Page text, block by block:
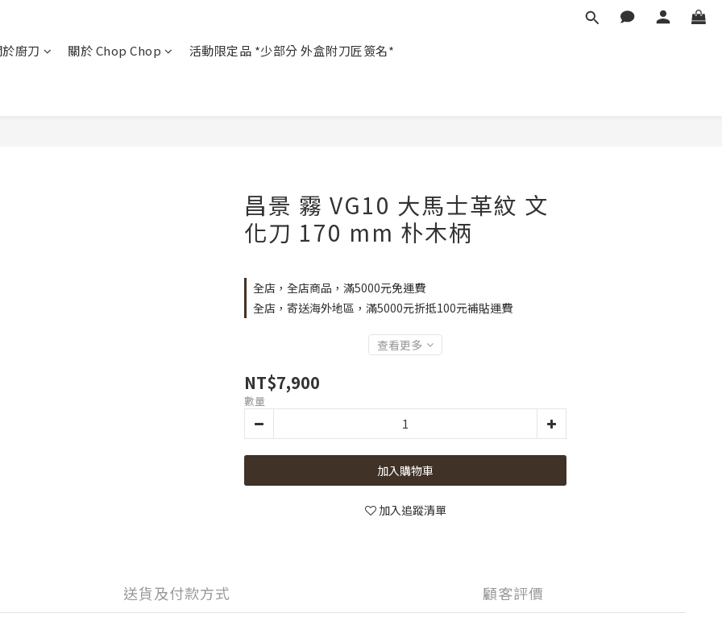
廚刀 關於 Chop Chop 活動限定品 *少部分 外盒附刀匠簽名*
昌景 霧 VG10 大馬士革紋 文
化刀 170 mm 朴木柄
全店，全店商品，滿5000元免運費
全店，寄送海外地區，滿5000元折抵100元補貼運費
查看更多
NT$7,900
數量
加入購物車
加入追蹤清單
送貨及付款方式 顧客評價